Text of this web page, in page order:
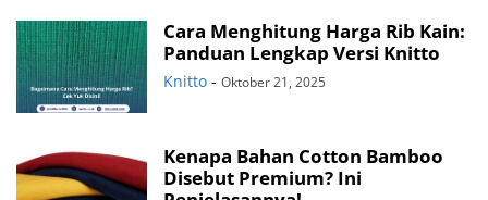
Cara Menghitung Harga Rib Kain:
Panduan Lengkap Versi Knitto
Knitto - Oktober 21, 2025
Kenapa Bahan Cotton Bamboo
Disebut Premium? Ini